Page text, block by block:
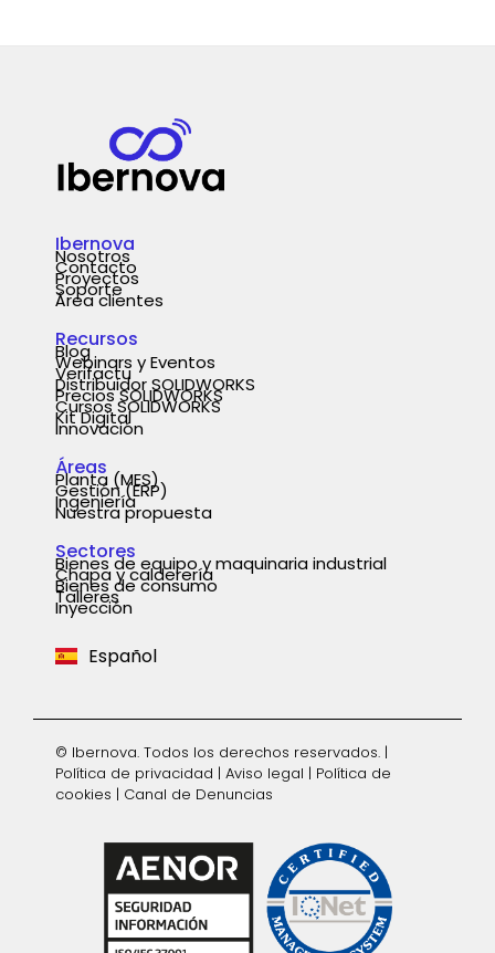
Ibernova
Nosotros
Contacto
Proyectos
Soporte
Área clientes
Recursos
Blog
Webinars y Eventos
Verifactu
Distribuidor SOLIDWORKS
Precios SOLIDWORKS
Cursos SOLIDWORKS
Kit Digital
Innovación
Áreas
Planta (MES)
Gestión (ERP)
Ingeniería
Nuestra propuesta
Sectores
Bienes de equipo y maquinaria industrial
Chapa y calderería
Bienes de consumo
Talleres
Inyección
Español
Português
English
Deutsch
© Ibernova. Todos los derechos reservados. |
Política de privacidad | Aviso legal | Política de
cookies | Canal de Denuncias